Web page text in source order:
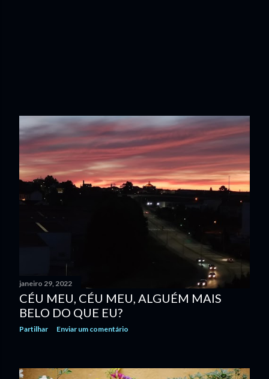
janeiro 29, 2022
CÉU MEU, CÉU MEU, ALGUÉM MAIS
BELO DO QUE EU?
Partilhar Enviar um comentário